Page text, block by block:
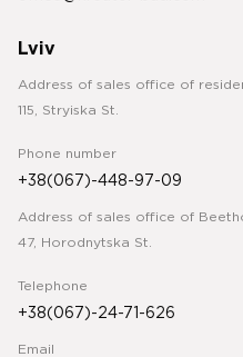
Lviv
Address of sales office of
115, Stryiska St.
Phone number
+38(067)-448-97-09
Address of sales office of
47, Horodnytska St.
Telephone
+38(067)-24-71-626
Email